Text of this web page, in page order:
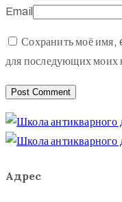
Email
Сохранить моё имя,
для последующих моих
Адрес